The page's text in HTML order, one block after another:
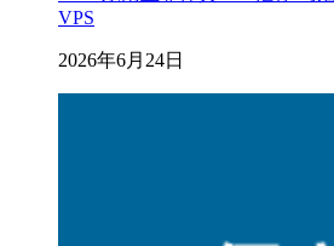
VPS
2026年6月24日